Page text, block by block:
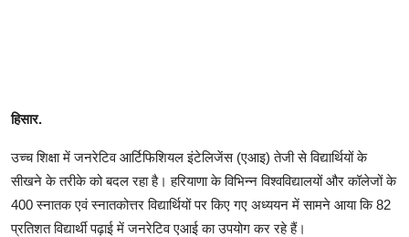
हिसार.
उच्च शिक्षा में जनरेटिव आर्टिफिशियल इंटेलिजेंस (एआइ) तेजी से विद्यार्थियों के
सीखने के तरीके को बदल रहा है। हरियाणा के विभिन्न विश्वविद्यालयों और कॉलेजों के
400 स्नातक एवं स्नातकोत्तर विद्यार्थियों पर किए गए अध्ययन में सामने आया कि 82
प्रतिशत विद्यार्थी पढ़ाई में जनरेटिव एआई का उपयोग कर रहे हैं।